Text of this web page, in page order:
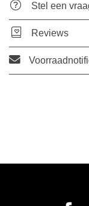
Stel een
Reviews